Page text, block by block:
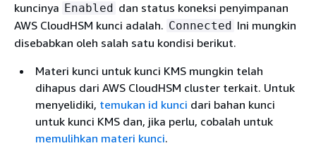
kuncinya Enabled dan status koneksi penyimpanan
AWS CloudHSM kunci adalah. Connected Ini mungkin
disebabkan oleh salah satu kondisi berikut.
Materi kunci untuk kunci KMS mungkin telah
dihapus dari AWS CloudHSM cluster terkait. Untuk
menyelidiki, temukan id kunci dari bahan kunci
untuk kunci KMS dan, jika perlu, cobalah untuk
memulihkan materi kunci.